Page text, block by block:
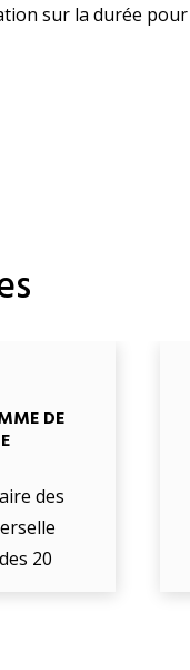
sur la durée
DE
des
20